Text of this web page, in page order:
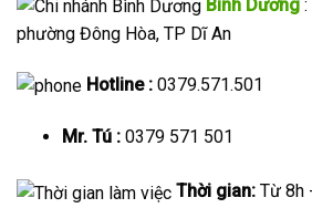
Bình Dương
phường Đông Hòa, TP Dĩ An
Hotline : 0379.571.501
Mr. Tú :0379 571 501
Thời gian: Từ 8h